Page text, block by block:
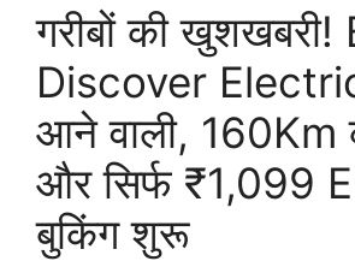
गरीबों की
Discover
आने वाली, 160Km
और सिर्फ ₹1,099
बुकिंग शुरू